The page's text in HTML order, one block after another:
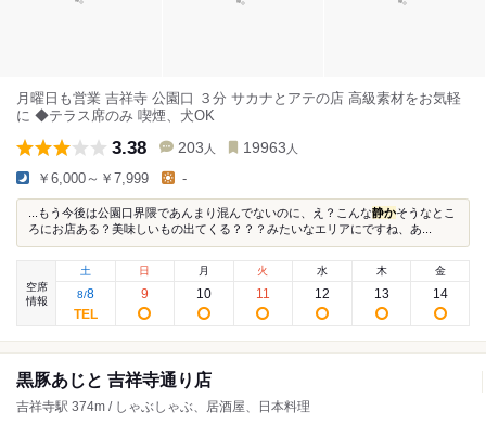
月曜日も営業 吉祥寺 公園口 ３分 サカナとアテの店 高級素材をお気軽
に ◆テラス席のみ 喫煙、犬OK
3.38 203 人 19963 人
￥6,000～￥7,999 -
...もう今後は公園口界隈であんまり混んでないのに、え？こんな静かそうなとこ
ろにお店ある？美味しいもの出てくる？？？みたいなエリアにですね、あ...
空席
情報
土
8/8
日
9
月
10
火
11
水
12
木
13
金
14
黒豚あじと 吉祥寺通り店
吉祥寺駅 374m / しゃぶしゃぶ、居酒屋、日本料理